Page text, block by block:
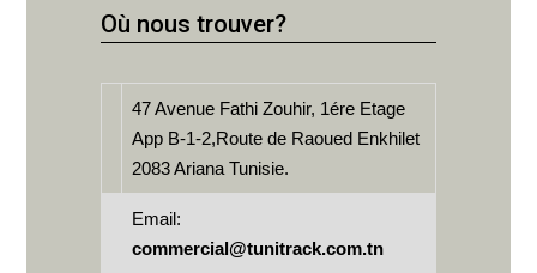
Où nous trouver?
47 Avenue Fathi Zouhir, 1ére Etage
App B-1-2,Route de Raoued Enkhilet
2083 Ariana Tunisie.
Email:
commercial@tunitrack.com.tn